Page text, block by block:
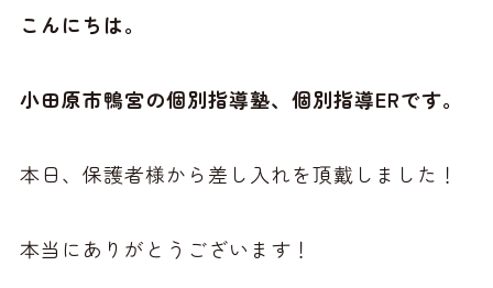
こんにちは。
小田原市鴨宮の個別指導塾、個別指導ERです。
本日、保護者様から差し入れを頂戴しました！
本当にありがとうございます！